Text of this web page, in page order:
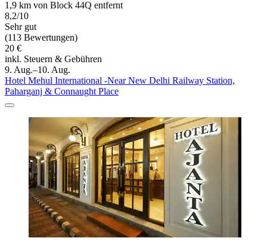
1,9 km von Block 44Q entfernt
8,2/10
Sehr gut
(113 Bewertungen)
20 €
inkl. Steuern & Gebühren
9. Aug.–10. Aug.
Hotel Mehul International -Near New Delhi Railway Station,
Paharganj & Connaught Place